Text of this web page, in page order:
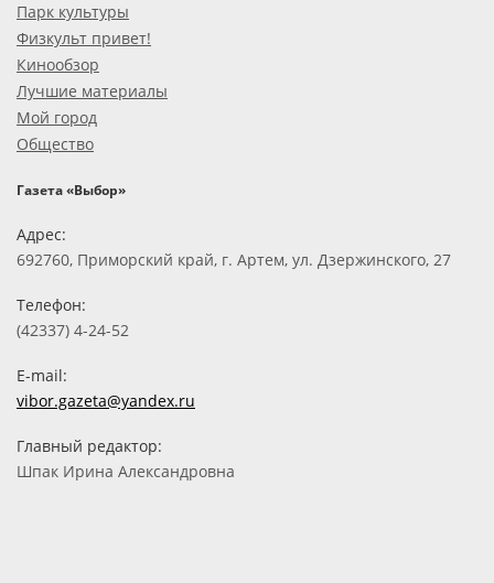
Парк культуры
Физкульт привет!
Кинообзор
Лучшие материалы
Мой город
Общество
Газета «Выбор»
Адрес:
692760, Приморский край, г. Артем, ул. Дзержинского, 27
Телефон:
(42337) 4-24-52
E-mail:
vibor.gazeta@yandex.ru
Главный редактор:
Шпак Ирина Александровна